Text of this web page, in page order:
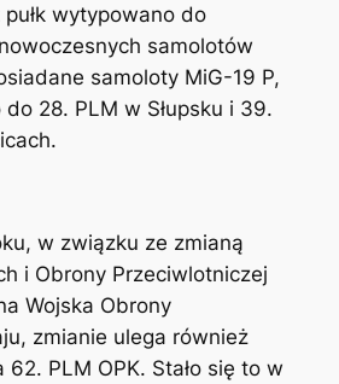
wytypowano do
samolotów
samoloty MiG-19 P,
28. PLM w Słupsku i 39.
w związku ze zmianą
i Obrony Przeciwlotniczej
Wojska Obrony
zmianie ulega również
62. PLM OPK. Stało się to w